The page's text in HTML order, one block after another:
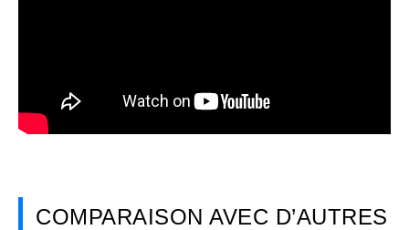
COMPARAISON AVEC D’AUTRES